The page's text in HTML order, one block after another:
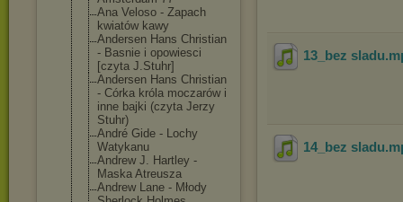
Ana Veloso - Zapach
kwiatów kawy
Andersen Hans Christian
- Basnie i opowiesci
[czyta J.Stuhr]
Andersen Hans Christian
- Córka króla moczarów i
inne bajki (czyta Jerzy
Stuhr)
André Gide - Lochy
Watykanu
Andrew J. Hartley -
Maska Atreusza
Andrew Lane - Młody
13_bez sladu
14_bez sladu